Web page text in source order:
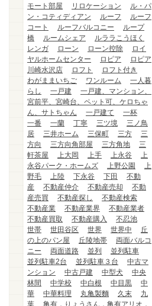
モート部屋
リロケーション
ル・パ
ン・コティディアン
ルーフ
ルーフ
コート
ルーフバルコニー
ループ
橋
ルームシェア
ルララこうほく
レンガ
ローン ローン控除
ロイ
ヤルホームセンター
ロピア
ロピア
川崎水沢店
ロフト
ロフト付き
わがままいちご
ワンルーム
一人暮
らし
一戸建
一戸建、マンション、
宮前平、宮崎台、ペット可、ケロちゃ
ん、サトちゃん
一戸建て
一杯
一番
一蘭 丁寧 三ツ境
三ノ鳥
居
三井ホーム 三保町 三方
三
方向
三方向角部屋 三方角地
三
軒茶屋
上大岡 上手 上永谷
上
永谷パーク・ホームズ
上野公園
上
野毛
上陸 下永谷 下田
不動
産
不動産仲介 不動産売却
不動
産売買
不動産探し
不動産検索
不動産業
不動産業界
不動産業者
不動産買取
不動産購入
不忍池
世帯
世田谷区 世界 世界中
丘
の上のパン屋
丘陵地帯
両面バルコ
ニー
両面道路 並列
並列駐車
並列駐車2台
並列駐車３台
中古マ
ンション
中古戸建 中型犬
中央
林間
中学校 中白根 中目黒
中
華
中華料理 丸亀製麵 久末
九
葉
亀有，りょうさん，亀有アリオ，